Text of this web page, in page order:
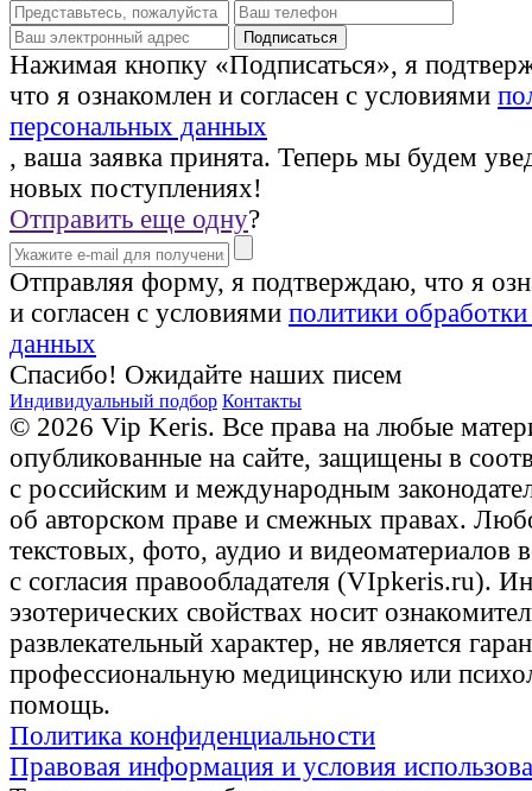
Нажимая кнопку «Подписаться», я
что я ознакомлен и согласен с условиями
персональных данных
, ваша заявка принята. Теперь мы будем
новых поступлениях!
Отправить еще одну?
Отправляя форму, я подтверждаю, что я
и согласен с условиями политики
данных
Спасибо! Ожидайте наших писем
Индивидуальный подбор Контакты
© 2026 Vip Keris. Все права на любые
опубликованные на сайте, защищены в
с российским и международным
об авторском праве и смежных правах.
текстовых, фото, аудио и видеоматериалов
с согласия правообладателя (VIpkeris.ru).
эзотерических свойствах носит
развлекательный характер, не является
профессиональную медицинскую или
помощь.
Политика конфиденциальности
Правовая информация и условия